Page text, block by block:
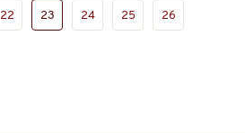
22 23 24 25 26